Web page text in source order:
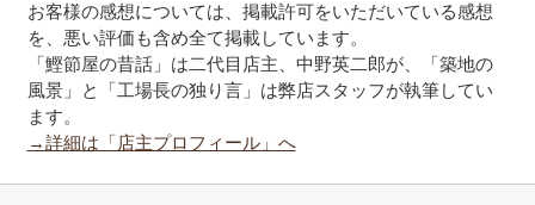
お客様の感想については、掲載許可をいただいている感想
を、悪い評価も含め全て掲載しています。
「鰹節屋の昔話」は二代目店主、中野英二郎が、「築地の
風景」と「工場長の独り言」は弊店スタッフが執筆してい
ます。
→詳細は「店主プロフィール」へ